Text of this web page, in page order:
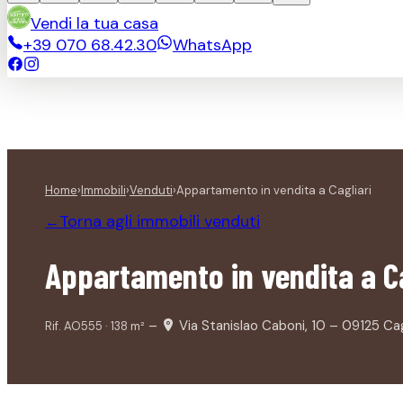
Vendi la tua casa
+39 070 68.42.30
WhatsApp
Home›Immobili›Venduti›Appartamento in vendita a Cagliari
←Torna agli immobili venduti
Appartamento in vendita a
Rif. AO555 · 138 m² – Via Stanislao Caboni, 10 – 09125